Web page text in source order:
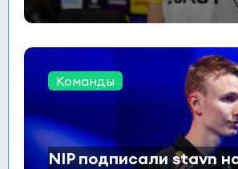
Команды
NIP подписали stavn